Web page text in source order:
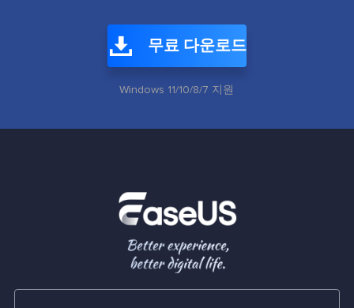
무료 다운로드
Windows 11/10/8/7 지원